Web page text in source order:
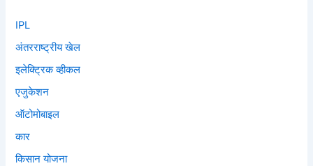
IPL
अंतरराष्ट्रीय खेल
इलेक्ट्रिक व्हीकल
एजुकेशन
ऑटोमोबाइल
कार
किसान योजना